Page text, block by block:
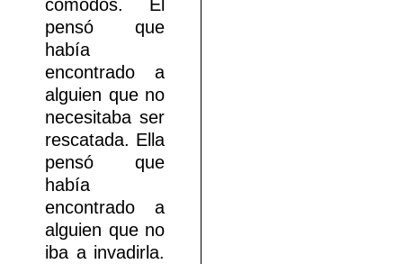
cómodos. Él
pensó que
había
encontrado a
alguien que no
necesitaba ser
rescatada. Ella
pensó que
había
encontrado a
alguien que no
iba a invadirla.